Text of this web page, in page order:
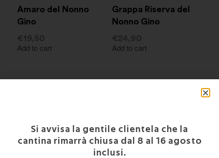
Amaro del Nonno
Gino
Add to cart
Grappa Riserva del
Nonno Gino
Add to cart
Si avvisa la gentile clientela che la
cantina rimarrà chiusa dal 8 al 16 agosto
inclusi.